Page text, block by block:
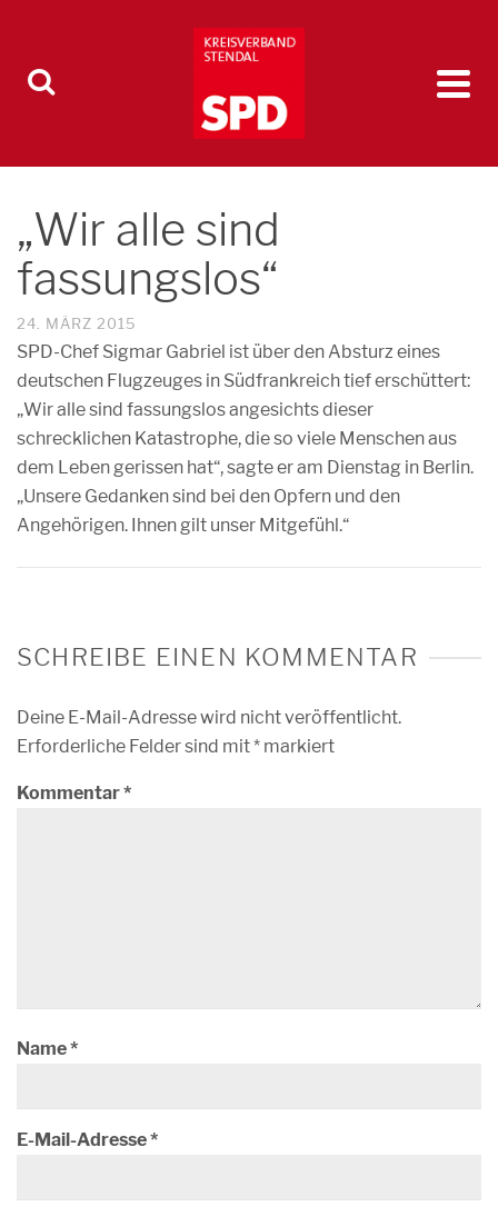
„Wir alle sind
fassungslos“
24. MÄRZ 2015
SPD-Chef Sigmar Gabriel ist über den Absturz eines
deutschen Flugzeuges in Südfrankreich tief erschüttert:
„Wir alle sind fassungslos angesichts dieser
schrecklichen Katastrophe, die so viele Menschen aus
dem Leben gerissen hat“, sagte er am Dienstag in Berlin.
„Unsere Gedanken sind bei den Opfern und den
Angehörigen. Ihnen gilt unser Mitgefühl.“
SCHREIBE EINEN KOMMENTAR
Deine E-Mail-Adresse wird nicht veröffentlicht.
Erforderliche Felder sind mit* markiert
Kommentar*
Name*
E-Mail-Adresse*